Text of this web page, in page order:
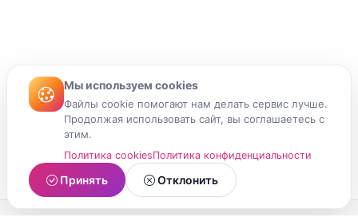
Мы используем cookies
Файлы cookie помогают нам делать сервис лучше.
Продолжая использовать сайт, вы соглашаетесь с
этим.
Политика cookiesПолитика конфиденциальности
Принять Отклонить